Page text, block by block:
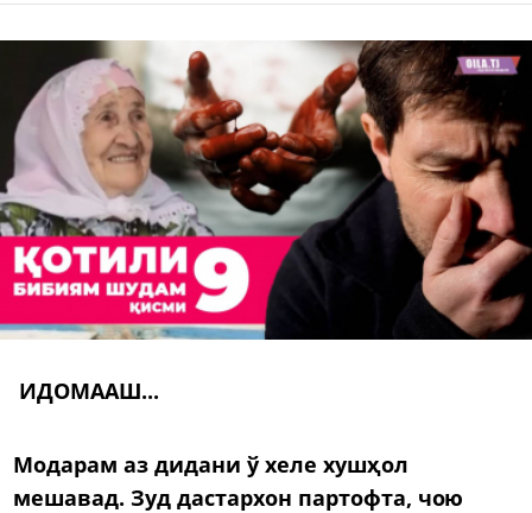
ИДОМААШ...
Модарам аз дидани ў хеле хушҳол
мешавад. Зуд дастархон партофта, чою